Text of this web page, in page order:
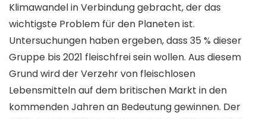
Klimawandel in Verbindung gebracht, der das
wichtigste Problem für den Planeten ist.
Untersuchungen haben ergeben, dass 35 % dieser
Gruppe bis 2021 fleischfrei sein wollen. Aus diesem
Grund wird der Verzehr von fleischlosen
Lebensmitteln auf dem britischen Markt in den
kommenden Jahren an Bedeutung gewinnen. Der